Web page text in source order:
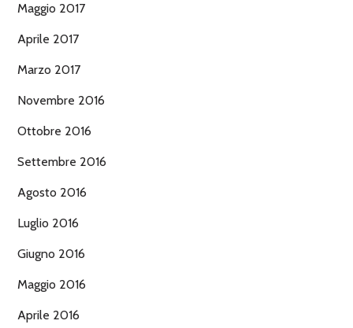
Maggio 2017
Aprile 2017
Marzo 2017
Novembre 2016
Ottobre 2016
Settembre 2016
Agosto 2016
Luglio 2016
Giugno 2016
Maggio 2016
Aprile 2016